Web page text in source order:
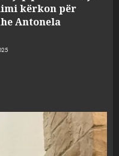
kërkon për
Antonela